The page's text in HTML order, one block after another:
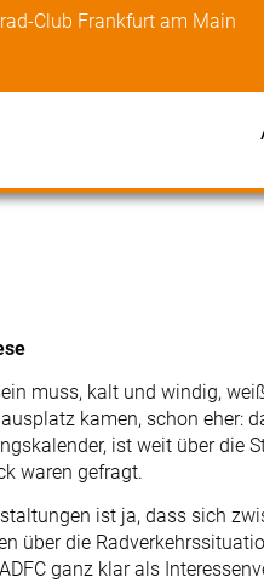
Club Frankfurt am Main
muss, kalt und windig,
kamen, schon eher:
ist weit über die
waren gefragt.
ist ja, dass sich
über die
ganz klar als